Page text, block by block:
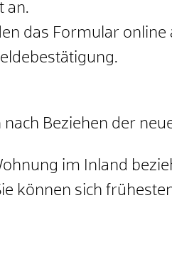
an.
das Formular online
Beziehen der
im Inland
können sich